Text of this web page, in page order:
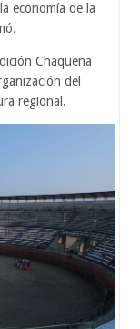
economía de la
Chaqueña
del
regional.